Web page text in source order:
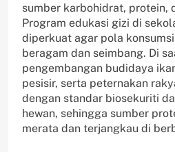
sumber karbohidrat, protein,
Program edukasi gizi di
diperkuat agar pola
beragam dan seimbang. Di
pengembangan budidaya
pesisir, serta peternakan
dengan standar biosekuriti
hewan, sehingga sumber
merata dan terjangkau di